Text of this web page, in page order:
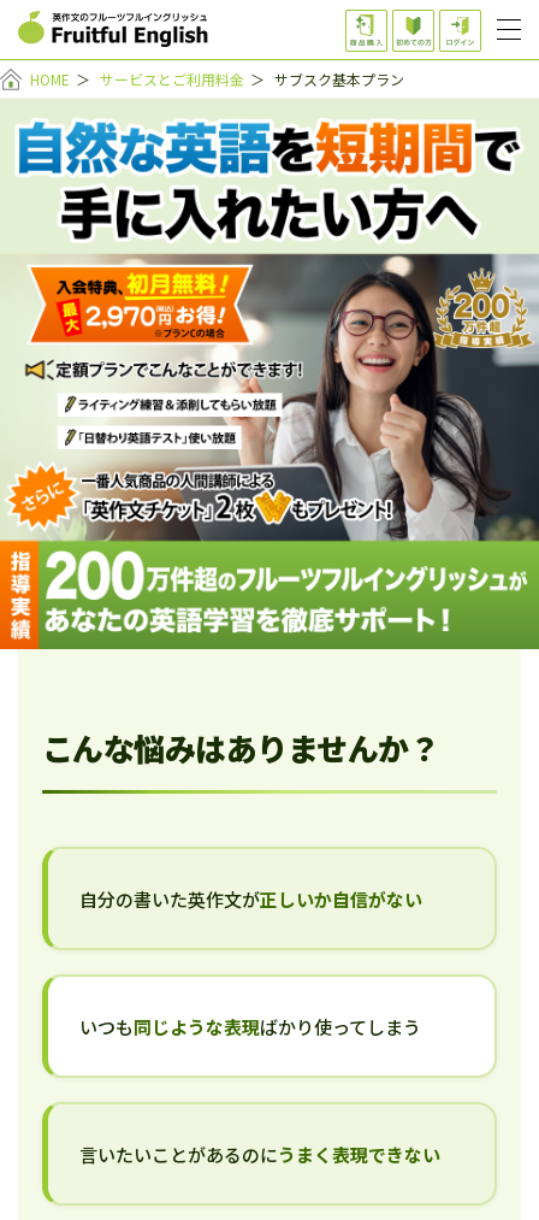
HOME ＞ サービスとご利用料金 ＞ サブスク基本プラン
こんな悩みはありませんか？
自分の書いた英作文が正しいか自信がない
いつも同じような表現ばかり使ってしまう
言いたいことがあるのにうまく表現できない